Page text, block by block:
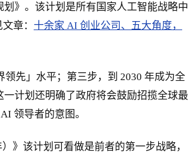
》。该计划是所有国家人工智能战略中
章： 十余家 AI 创业公司、五大角度，
先」水平；第三步，到 2030 年成为全
计划还明确了政府将会鼓励招揽全球最
领导者的意图。
》该计划可看做是前者的第一步战略，